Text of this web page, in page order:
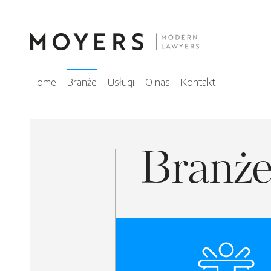
Home Branże Usługi O nas Kontakt